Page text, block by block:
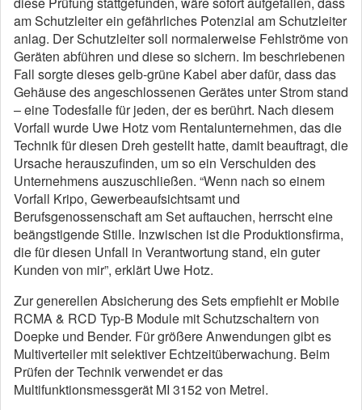
am Schutzleiter ein gefährliches Potenzial am Schutzleiter
anlag. Der Schutzleiter soll normalerweise Fehlströme von
Geräten abführen und diese so sichern. Im beschriebenen
Fall sorgte dieses gelb-grüne Kabel aber dafür, dass das
Gehäuse des angeschlossenen Gerätes unter Strom stand
– eine Todesfalle für jeden, der es berührt. Nach diesem
Vorfall wurde Uwe Hotz vom Rentalunternehmen, das die
Technik für diesen Dreh gestellt hatte, damit beauftragt, die
Ursache herauszufinden, um so ein Verschulden des
Unternehmens auszuschließen. “Wenn nach so einem
Vorfall Kripo, Gewerbeaufsichtsamt und
Berufsgenossenschaft am Set auftauchen, herrscht eine
beängstigende Stille. Inzwischen ist die Produktionsfirma,
die für diesen Unfall in Verantwortung stand, ein guter
Kunden von mir”, erklärt Uwe Hotz.
Zur generellen Absicherung des Sets empfiehlt er Mobile
RCMA & RCD Typ-B Module mit Schutzschaltern von
Doepke und Bender. Für größere Anwendungen gibt es
Multiverteiler mit selektiver Echtzeitüberwachung. Beim
Prüfen der Technik verwendet er das
Multifunktionsmessgerät MI 3152 von Metrel.